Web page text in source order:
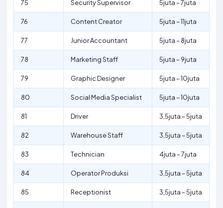
75 Security Supervisor 5juta – 7juta
76 Content Creator 5juta – 11juta
77 Junior Accountant 5juta – 8juta
78 Marketing Staff 5juta – 9juta
79 Graphic Designer 5juta – 10juta
80 Social Media Specialist 5juta – 10juta
81 Driver 3,5juta – 5juta
82 Warehouse Staff 3,5juta – 5juta
83 Technician 4juta – 7juta
84 Operator Produksi 3,5juta – 5juta
85 Receptionist 3,5juta – 5juta